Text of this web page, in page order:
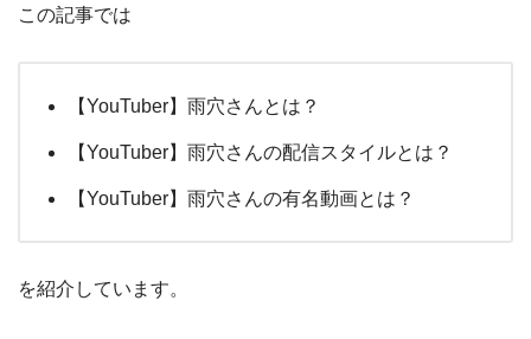
この記事では
【YouTuber】雨穴さんとは？
【YouTuber】雨穴さんの配信スタイルとは？
【YouTuber】雨穴さんの有名動画とは？
を紹介しています。